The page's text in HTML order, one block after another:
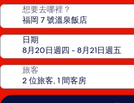
想要去哪裡？
日期
旅客